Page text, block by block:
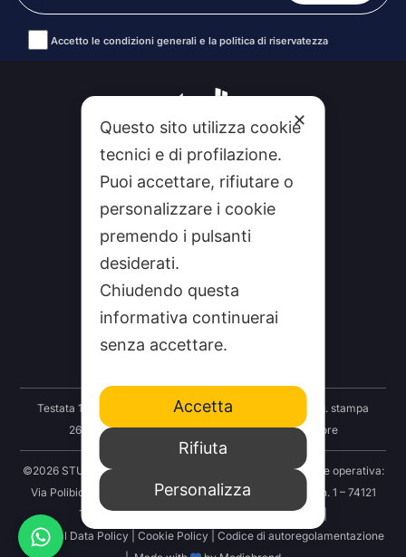
Accetto le condizioni generali e la politica di riservatezza
CHI SIAMO
CONTATTI
FEEDRSS
Testata 100 Notizie: Registrazione Tribunale Taranto reg. stampa
2625/2024 del 12.09.2024 Indipendenza S.r.l. Editore
©2026 STUDIO100 – Società Cooperativa 100 Media | Sede operativa:
Via Polibio 89 – 74121 Taranto | Sede legale: Via Abruzzo n. 1 – 74121
Taranto | P.IVA: 03414830731 | REA: TA-251456 |
Personal Data Policy
Cookie Policy
Codice di autoregolamentazione
✕
Questo sito utilizza cookie
tecnici e di profilazione.
Puoi accettare, rifiutare o
personalizzare i cookie
premendo i pulsanti
desiderati.
Chiudendo questa
informativa continuerai
senza accettare.
Accetta
Rifiuta
Personalizza